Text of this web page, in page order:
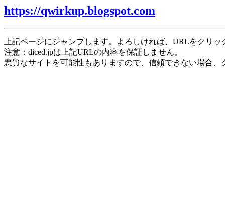
https://qwirkup.blogspot.com
上記ページにジャンプします。よろしければ、URLをクリ
注意：diced.jpは上記URLの内容を保証しません。
悪質なサイトを可能性もありますので、信頼できない場合、